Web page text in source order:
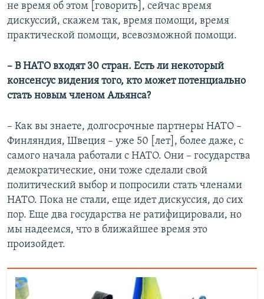
не время об этом [говорить], сейчас время
дискуссий, скажем так, время помощи, время
практической помощи, всевозможной помощи.
– В НАТО входят 30 стран. Есть ли некоторый
консенсус видения того, кто может потенциально
стать новым членом Альянса?
– Как вы знаете, долгосрочные партнеры НАТО –
Финляндия, Швеция – уже 50 [лет], более даже, с
самого начала работали с НАТО. Они – государства
демократические, они тоже сделали свой
политический выбор и попросили стать членами
НАТО. Пока не стали, еще идет дискуссия, до сих
пор. Еще два государства не ратифицировали, но
мы надеемся, что в ближайшее время это
произойдет.